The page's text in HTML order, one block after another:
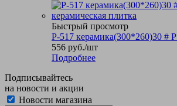
Быстрый просмотр
P-517 керамика(300*260)30 #
556 руб./шт
Подробнее
Подписывайтесь
на новости и акции
Новости магазина